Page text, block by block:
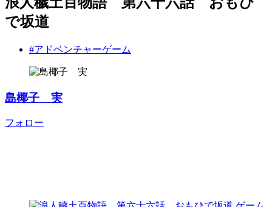
で坂道
#アドベンチャーゲーム
島椰子 実
フォロー